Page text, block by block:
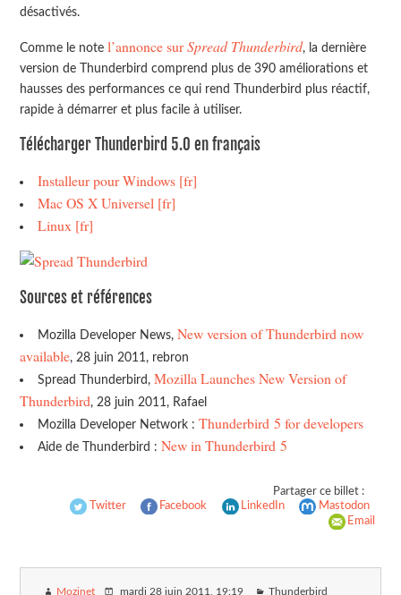
désactivés.
Comme le notel’annonce surSpread Thunderbird, la dernière
version de Thunderbird comprend plus de 390 améliorations et
hausses des performances ce qui rend Thunderbird plus réactif,
rapide à démarrer et plus facile à utiliser.
Télécharger Thunderbird 5.0 en français
Installeur pour Windows [fr]
Mac OS X Universel [fr]
Linux [fr]
Sources et références
Mozilla Developer News, New version of Thunderbird now
available, 28 juin 2011, rebron
Spread Thunderbird, Mozilla Launches New Version of
Thunderbird, 28 juin 2011, Rafael
Mozilla Developer Network : Thunderbird 5 for developers
Aide de Thunderbird : New in Thunderbird 5
Partager ce billet :
Twitter
Facebook LinkedIn
Mastodon
Email
Mozinet mardi 28 juin 2011 , 19:19 Thunderbird